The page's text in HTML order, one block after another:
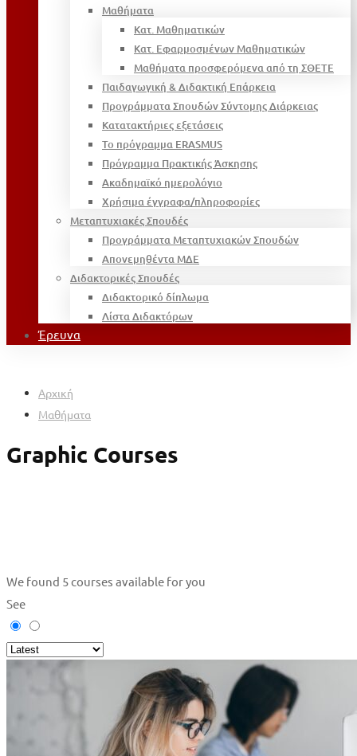
Μαθήματα
Κατ. Μαθηματικών
Κατ. Εφαρμοσμένων Μαθηματικών
Μαθήματα προσφερόμενα από τη ΣΘΕΤΕ
Παιδαγωγική & Διδακτική Επάρκεια
Προγράμματα Σπουδών Σύντομης Διάρκειας
Κατατακτήριες εξετάσεις
Το πρόγραμμα ERASMUS
Πρόγραμμα Πρακτικής Άσκησης
Ακαδημαϊκό ημερολόγιο
Χρήσιμα έγγραφα/πληροφορίες
Μεταπτυχιακές Σπουδές
Προγράμματα Μεταπτυχιακών Σπουδών
Απονεμηθέντα ΜΔΕ
Διδακτορικές Σπουδές
Διδακτορικό δίπλωμα
Λίστα Διδακτόρων
Έρευνα
Αρχική
Μαθήματα
Graphic Courses
We found 5courses available for you
See